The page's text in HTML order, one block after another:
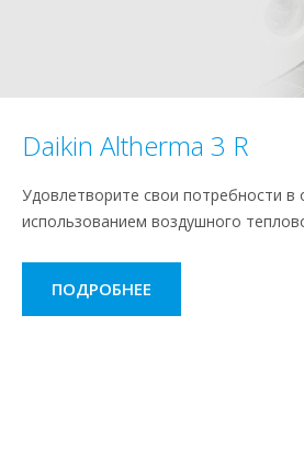
Daikin Altherma 3 R
Удовлетворите свои потребности в
использованием воздушного
ПОДРОБНЕЕ